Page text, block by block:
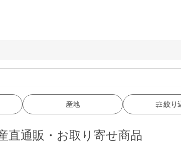
産地 絞り
直通販・お取り寄せ商品